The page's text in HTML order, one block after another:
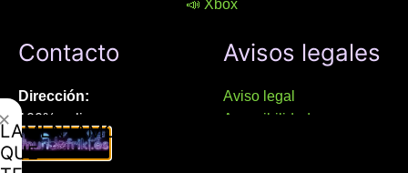
📣 Xbox
Contacto
Dirección:
100% online
Manresa (08241), Barcelona
Avisos legales
Aviso legal
Accesibilidad
LAMENTAMOS
QUE